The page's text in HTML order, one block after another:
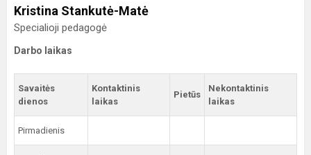
Kristina Stankutė-Matė
Specialioji pedagogė
Darbo laikas
Savaitės
dienos
Kontaktinis
laikas
Pietūs
Nekontaktinis
laikas
Pirmadienis